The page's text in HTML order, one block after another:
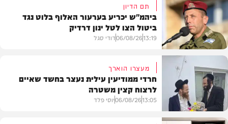
משפט
תם הדיון
ביהמ"ש יכריע בערעור האלוף בלוט נגד
ביטול הצו לטל ינון דרדיק
13:19
06/08/26דודי סגל
מעצרו הוארך
חרדי ממודיעין עילית נעצר בחשד שאיים
לרצוח קצין משטרה
13:05
06/08/26יוסי פלד